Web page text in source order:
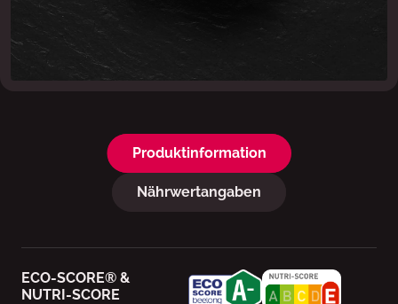
Produktinformation
Nährwertangaben
ECO-SCORE® &
NUTRI-SCORE